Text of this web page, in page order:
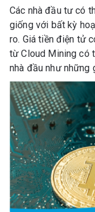
Các nhà đầu tư có
giống với bất kỳ
ro. Giá tiền điện tử
từ Cloud Mining có
nhà đầu như những